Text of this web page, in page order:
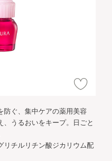
防ぐ、集中ケアの薬用美容
うるおいをキープ。
日ごと
リチルリチン酸ジカリウム配